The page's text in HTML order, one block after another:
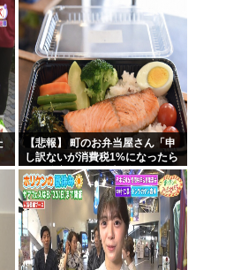
【悲報】 町のお弁当屋さん「申
し訳ないが消費税1%になったら
その分商品代を値上げするわ」